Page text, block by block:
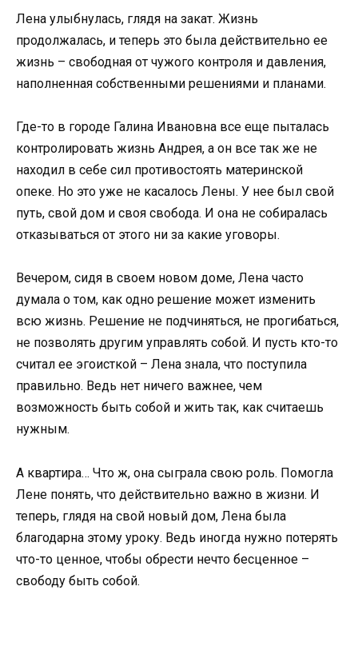
Лена улыбнулась, глядя на закат. Жизнь
продолжалась, и теперь это была действительно ее
жизнь – свободная от чужого контроля и давления,
наполненная собственными решениями и планами.
Где-то в городе Галина Ивановна все еще пыталась
контролировать жизнь Андрея, а он все так же не
находил в себе сил противостоять материнской
опеке. Но это уже не касалось Лены. У нее был свой
путь, свой дом и своя свобода. И она не собиралась
отказываться от этого ни за какие уговоры.
Вечером, сидя в своем новом доме, Лена часто
думала о том, как одно решение может изменить
всю жизнь. Решение не подчиняться, не прогибаться,
не позволять другим управлять собой. И пусть кто-то
считал ее эгоисткой – Лена знала, что поступила
правильно. Ведь нет ничего важнее, чем
возможность быть собой и жить так, как считаешь
нужным.
А квартира… Что ж, она сыграла свою роль. Помогла
Лене понять, что действительно важно в жизни. И
теперь, глядя на свой новый дом, Лена была
благодарна этому уроку. Ведь иногда нужно потерять
что-то ценное, чтобы обрести нечто бесценное –
свободу быть собой.